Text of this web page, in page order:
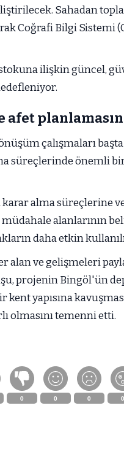
Sahadan
Coğrafi Bilgi Sistemi
stokuna ilişkin güncel,
afet
çalışmaları
süreçlerinde önemli
alma süreçlerine
alanlarının
daha etkin
alan ve gelişmeleri
projenin Bingöl'ün
yapısına
olmasını temenni etti.
0 0 0 0